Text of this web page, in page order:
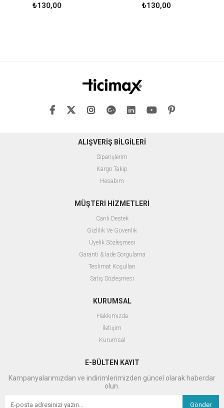
₺130,00 ₺130,00
ALIŞVERİŞ BİLGİLERİ
Siparişlerim
Kargo Takip
Hesabım
MÜŞTERİ HİZMETLERİ
Canlı Destek
Gizlilik Ve Güvenlik
Üyelik Sözleşmesi
Garanti & İade Sorgulama
Teslimat Koşulları
Satış Sözleşmesi
KURUMSAL
Hakkımızda
İletişim
Kurumsal
E-BÜLTEN KAYIT
Kampanyalarımızdan ve indirimlerimizden güncel olarak haberdar
olun.
Gönder